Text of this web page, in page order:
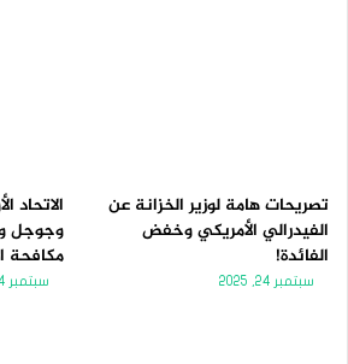
تصريحات هامة لوزير الخزانة عن
الفيدرالي الأمريكي وخفض
الفائدة!
سبتمبر 24, 2025
الاتحاد
وجوجل
مكافحة
سبتمبر 24, 2025